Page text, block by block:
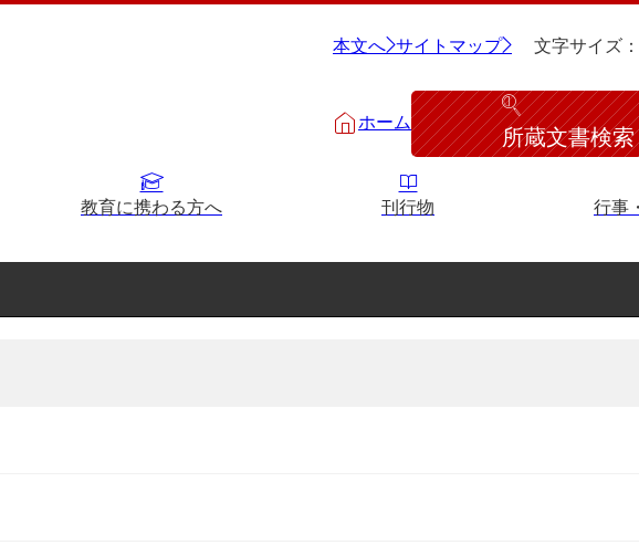
本文へ サイトマップ 文字サイズ：
ホーム
所蔵文書検索
教育に携わる方へ 刊行物 行事